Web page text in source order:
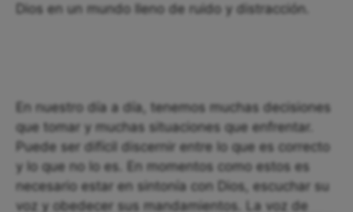
Dios en un mundo lleno de ruido y distracción.
En nuestro día a día, tenemos muchas decisiones
que tomar y muchas situaciones que enfrentar.
Puede ser difícil discernir entre lo que es correcto
y lo que no lo es. En momentos como estos es
necesario estar en sintonía con Dios, escuchar su
voz y obedecer sus mandamientos. La voz de